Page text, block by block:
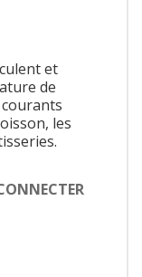
et
de
les